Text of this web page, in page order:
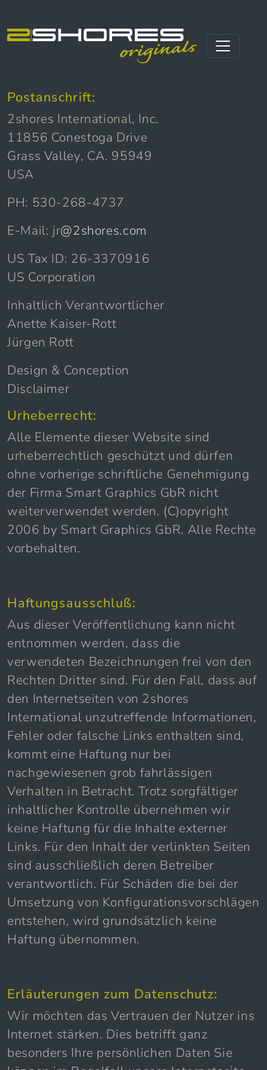
Hauptnavigation
Direkt zum Inhalt wechseln
Postanschrift:
2shores International, Inc.
11856 Conestoga Drive
Grass Valley, CA. 95949
USA
PH: 530-268-4737
E-Mail: jr@2shores.com
US Tax ID: 26-3370916
US Corporation
Inhaltlich Verantwortlicher
Anette Kaiser-Rott
Jürgen Rott
Design & Conception
Disclaimer
Urheberrecht:
Alle Elemente dieser Website sind
urheberrechtlich geschützt und dürfen
ohne vorherige schriftliche Genehmigung
der Firma Smart Graphics GbR nicht
weiterverwendet werden. (C)opyright
2006 by Smart Graphics GbR. Alle Rechte
vorbehalten.
Haftungsausschluß:
Aus dieser Veröffentlichung kann nicht
entnommen werden, dass die
verwendeten Bezeichnungen frei von den
Rechten Dritter sind. Für den Fall, dass auf
den Internetseiten von 2shores
International unzutreffende Informationen,
Fehler oder falsche Links enthalten sind,
kommt eine Haftung nur bei
nachgewiesenen grob fahrlässigen
Verhalten in Betracht. Trotz sorgfältiger
inhaltlicher Kontrolle übernehmen wir
keine Haftung für die Inhalte externer
Links. Für den Inhalt der verlinkten Seiten
sind ausschließlich deren Betreiber
verantwortlich. Für Schäden die bei der
Umsetzung von Konfigurationsvorschlägen
entstehen, wird grundsätzlich keine
Haftung übernommen.
Erläuterungen zum Datenschutz:
Wir möchten das Vertrauen der Nutzer ins
Internet stärken. Dies betrifft ganz
besonders Ihre persönlichen Daten Sie